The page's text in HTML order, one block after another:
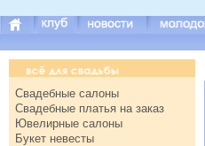
Свадебные салоны
Свадебные платья на заказ
Ювелирные салоны
Букет невесты